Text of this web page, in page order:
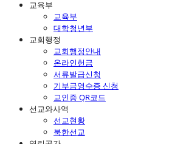
교육부
교육부
대학청년부
교회행정
교회행정안내
온라인헌금
서류발급신청
기부금영수증 신청
교인증 QR코드
선교와사역
선교현황
북한선교